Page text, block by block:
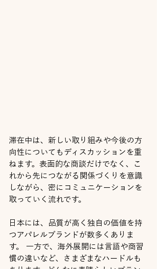
滞在中は、新しい取り組みや今後の方
向性についてもディスカッションを重
ねます。表面的な商談だけでなく、こ
れから先につながる関係づくりを意識
しながら、密にコミュニケーションを
取っていく流れです。
日本には、品質が高く独自の価値を持
つアパレルブランドが数多くありま
す。 一方で、海外展開には言語や商習
慣の違いなど、さまざまなハードルも